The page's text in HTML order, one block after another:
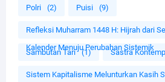
Polri (2) Puisi (9)
Refleksi Muharram 1448 H: Hijrah dari
Kalender Menuju Perubahan Sistemik
Sambutan Tari (1) Sastra
Sistem Kapitalisme Melunturkan Kasih